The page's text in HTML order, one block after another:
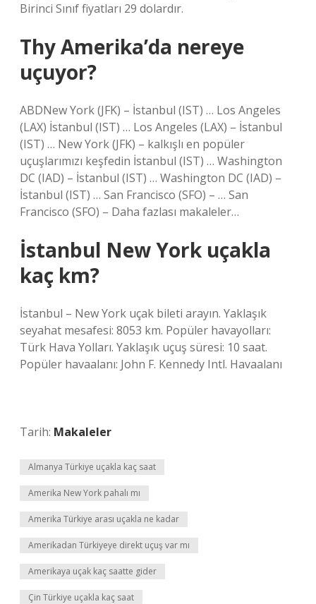
Birinci Sınıf fiyatları 29 dolardır.
Thy Amerika’da nereye
uçuyor?
ABDNew York (JFK) – İstanbul (IST) … Los Angeles
(LAX) İstanbul (IST) … Los Angeles (LAX) – İstanbul
(IST) … New York (JFK) – kalkışlı en popüler
uçuşlarımızı keşfedin İstanbul (IST) … Washington
DC (IAD) – İstanbul (IST) … Washington DC (IAD) –
İstanbul (IST) … San Francisco (SFO) – … San
Francisco (SFO) – Daha fazlası makaleler…
İstanbul New York uçakla
kaç km?
İstanbul – New York uçak bileti arayın. Yaklaşık
seyahat mesafesi: 8053 km. Popüler havayolları:
Türk Hava Yolları. Yaklaşık uçuş süresi: 10 saat.
Popüler havaalanı: John F. Kennedy Intl. Havaalanı
Tarih: Makaleler
Almanya Türkiye uçakla kaç saat
Amerika New York pahalı mı
Amerika Türkiye arası uçakla ne kadar
Amerikadan Türkiyeye direkt uçuş var mı
Amerikaya uçak kaç saatte gider
Çin Türkiye uçakla kaç saat